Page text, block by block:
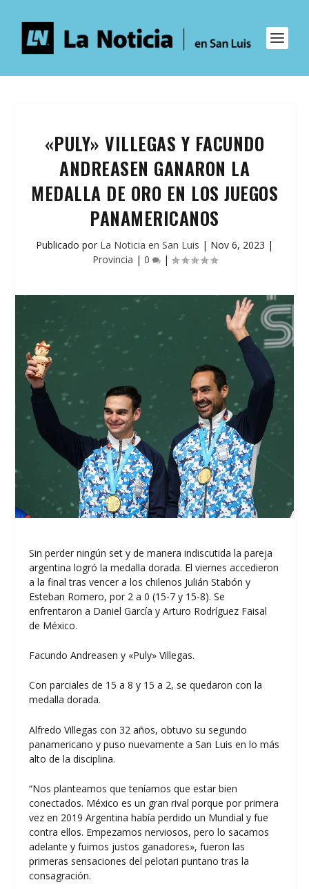
«PULY» VILLEGAS Y FACUNDO
ANDREASEN GANARON LA
MEDALLA DE ORO EN LOS JUEGOS
PANAMERICANOS
Publicado por La Noticia en San Luis | Nov 6, 2023 |
Provincia | 0 |
Sin perder ningún set y de manera indiscutida la pareja
argentina logró la medalla dorada. El viernes accedieron
a la final tras vencer a los chilenos Julián Stabón y
Esteban Romero, por 2 a 0 (15-7 y 15-8). Se
enfrentaron a Daniel García y Arturo Rodríguez Faisal
de México.
Facundo Andreasen y «Puly» Villegas.
Con parciales de 15 a 8 y 15 a 2, se quedaron con la
medalla dorada.
Alfredo Villegas con 32 años, obtuvo su segundo
panamericano y puso nuevamente a San Luis en lo más
alto de la disciplina.
“Nos planteamos que teníamos que estar bien
conectados. México es un gran rival porque por primera
vez en 2019 Argentina había perdido un Mundial y fue
contra ellos. Empezamos nerviosos, pero lo sacamos
adelante y fuimos justos ganadores», fueron las
primeras sensaciones del pelotari puntano tras la
consagración.